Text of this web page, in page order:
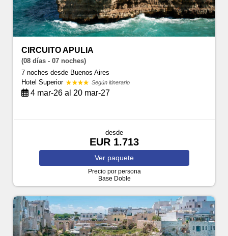
CIRCUITO APULIA
(08 días - 07 noches)
7 nochesdesde Buenos Aires
Hotel Superior
Según itinerario
4 mar-26 al 20 mar-27
desde
EUR 1.713
Ver paquete
Precio por persona
Base Doble